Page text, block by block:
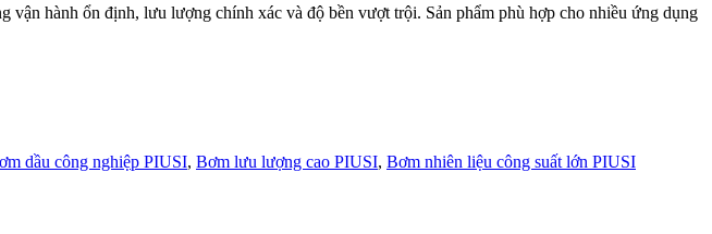
hành ổn định, lưu lượng chính xác và độ bền vượt trội. Sản phẩm phù hợp cho nhiều ứng dụng
dầu công nghiệp PIUSI, Bơm lưu lượng cao PIUSI, Bơm nhiên liệu công suất lớn PIUSI